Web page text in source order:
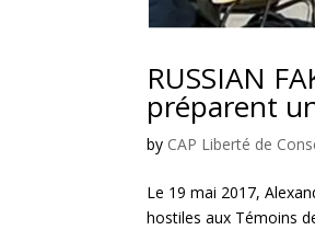
RUSSIAN
préparent
by CAP Liberté de
Le 19 mai 2017,
hostiles aux Témoins